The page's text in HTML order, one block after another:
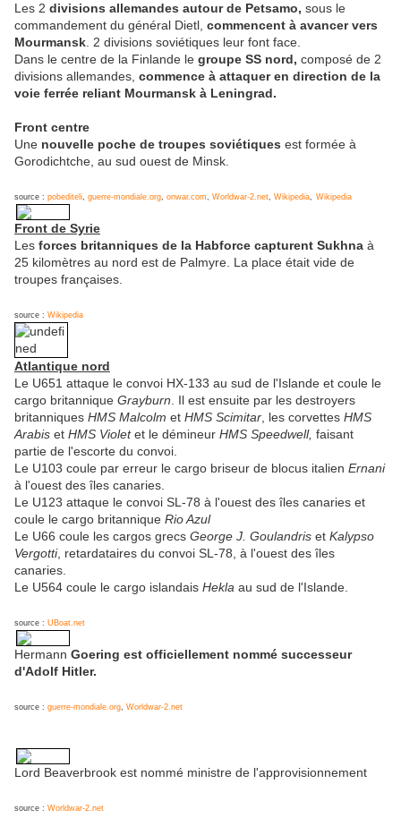
Les 2 divisions allemandes autour de Petsamo, sous le
commandement du général Dietl, commencent à avancer vers
Mourmansk . 2 divisions soviétiques leur font face.
Dans le centre de la Finlande le groupe SS nord, composé de 2
divisions allemandes, commence à attaquer en direction de la
voie ferrée reliant Mourmansk à Leningrad.
Front centre
Une nouvelle poche de troupes soviétiques est formée à
Gorodichtche, au sud ouest de Minsk.
source : pobediteli, guerre-mondiale.org, onwar.com, Worldwar-2.net, Wikipedia, Wikipedia
Front de Syrie
Les forces britanniques de la Habforce capturent Sukhna à
25 kilomètres au nord est de Palmyre. La place était vide de
troupes françaises.
source : Wikipedia
Atlantique nord
Le U651 attaque le convoi HX-133 au sud de l'Islande et coule le
cargo britannique Grayburn . Il est ensuite par les destroyers
britanniques HMS Malcolm et HMS Scimitar , les corvettes HMS
Arabis et HMS Violetet le démineur HMS Speedwell, faisant
partie de l'escorte du convoi.
Le U103 coule par erreur le cargo briseur de blocus italien Ernani
à l'ouest des îles canaries.
Le U123 attaque le convoi SL-78 à l'ouest des îles canaries et
coule le cargo britannique Rio Azul
Le U66 coule les cargos grecs George J. Goulandris et Kalypso
Vergotti, retardataires du convoi SL-78, à l'ouest des îles
canaries.
Le U564 coule le cargo islandais Hekla au sud de l'Islande.
source : UBoat.net
Hermann Goering est officiellement nommé successeur
d'Adolf Hitler.
source : guerre-mondiale.org, Worldwar-2.net
Lord Beaverbrook est nommé ministre de l'approvisionnement
source : Worldwar-2.net